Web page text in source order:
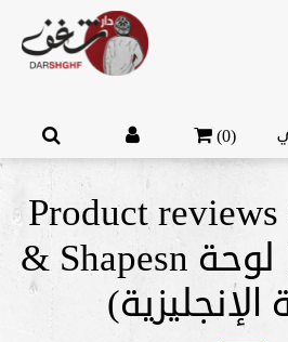
(0)
Product
& Shapesn مجموعة 12 لوحة
الإنجليزية)